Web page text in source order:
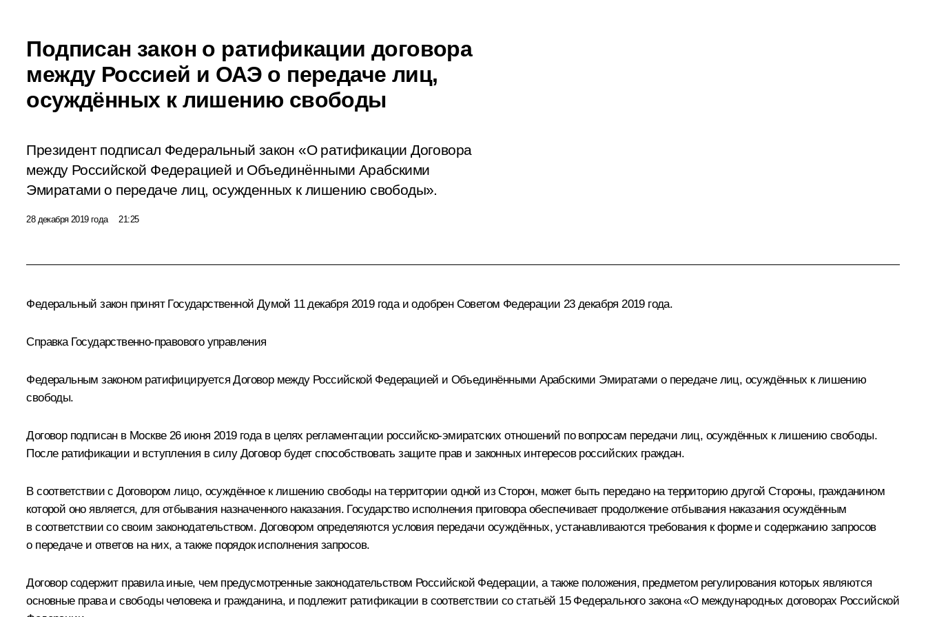
Подписан закон о ратификации договора
между Россией и ОАЭ о передаче лиц,
осуждённых к лишению свободы
Президент подписал Федеральный закон «О ратификации Договора
между Российской Федерацией и Объединёнными Арабскими
Эмиратами о передаче лиц, осужденных к лишению свободы».
28 декабря 2019 года 21:25
Федеральный закон принят Государственной Думой 11 декабря 2019 года и одобрен Советом Федерации 23 декабря 2019 года.
Справка Государственно-правового управления
Федеральным законом ратифицируется Договор между Российской Федерацией и Объединёнными Арабскими Эмиратами о передаче лиц, осуждённых к лишению
свободы.
Договор подписан в Москве 26 июня 2019 года в целях регламентации российско-эмиратских отношений по вопросам передачи лиц, осуждённых к лишению свободы.
После ратификации и вступления в силу Договор будет способствовать защите прав и законных интересов российских граждан.
В соответствии с Договором лицо, осуждённое к лишению свободы на территории одной из Сторон, может быть передано на территорию другой Стороны, гражданином
которой оно является, для отбывания назначенного наказания. Государство исполнения приговора обеспечивает продолжение отбывания наказания осуждённым
в соответствии со своим законодательством. Договором определяются условия передачи осуждённых, устанавливаются требования к форме и содержанию запросов
о передаче и ответов на них, а также порядок исполнения запросов.
Договор содержит правила иные, чем предусмотренные законодательством Российской Федерации, а также положения, предметом регулирования которых являются
основные права и свободы человека и гражданина, и подлежит ратификации в соответствии со статьёй 15 Федерального закона «О международных договорах Российской